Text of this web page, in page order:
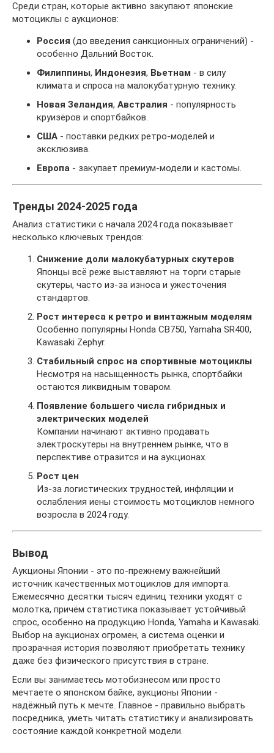
Среди стран, которые активно закупают японские
мотоциклы с аукционов:
Россия (до введения санкционных ограничений) -
особенно Дальний Восток.
Филиппины, Индонезия, Вьетнам - в силу
климата и спроса на малокубатурную технику.
Новая Зеландия, Австралия - популярность
круизёров и спортбайков.
США - поставки редких ретро-моделей и
эксклюзива.
Европа - закупает премиум-модели и кастомы.
Тренды 2024-2025 года
Анализ статистики с начала 2024 года показывает
несколько ключевых трендов:
Снижение доли малокубатурных скутеров
Японцы всё реже выставляют на торги старые
скутеры, часто из-за износа и ужесточения
стандартов.
Рост интереса к ретро и винтажным моделям
Особенно популярны Honda CB750, Yamaha SR400,
Kawasaki Zephyr.
Стабильный спрос на спортивные мотоциклы
Несмотря на насыщенность рынка, спортбайки
остаются ликвидным товаром.
Появление большего числа гибридных и
электрических моделей
Компании начинают активно продавать
электроскутеры на внутреннем рынке, что в
перспективе отразится и на аукционах.
Рост цен
Из-за логистических трудностей, инфляции и
ослабления иены стоимость мотоциклов немного
возросла в 2024 году.
Вывод
Аукционы Японии - это по-прежнему важнейший
источник качественных мотоциклов для импорта.
Ежемесячно десятки тысяч единиц техники уходят с
молотка, причём статистика показывает устойчивый
спрос, особенно на продукцию Honda, Yamaha и Kawasaki.
Выбор на аукционах огромен, а система оценки и
прозрачная история позволяют приобретать технику
даже без физического присутствия в стране.
Если вы занимаетесь мотобизнесом или просто
мечтаете о японском байке, аукционы Японии -
надёжный путь к мечте. Главное - правильно выбрать
посредника, уметь читать статистику и анализировать
состояние каждой конкретной модели.